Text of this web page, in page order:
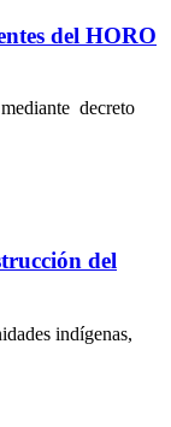
del HORO
decreto
del
indígenas,